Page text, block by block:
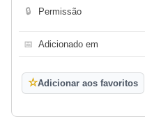
🔒 Permissão
📅 Adicionado em
☆Adicionar aos favoritos